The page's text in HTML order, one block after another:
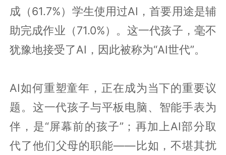
成（61.7%）学生使用过AI，首要用途是辅
助完成作业（71.0%）。这一代孩子，毫不
犹豫地接受了AI，因此被称为“AI世代”。
AI如何重塑童年，正在成为当下的重要议
题。这一代孩子与平板电脑、智能手表为
伴，是“屏幕前的孩子”；再加上AI部分取
代了他们父母的职能——比如，不堪其扰